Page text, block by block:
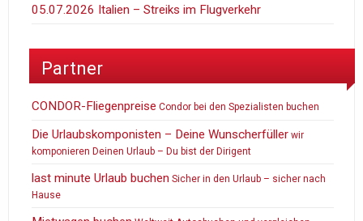
05.07.2026 Italien – Streiks im Flugverkehr
Partner
CONDOR-Fliegenpreise Condor bei den Spezialisten buchen
Die Urlaubskomponisten – Deine Wunscherfüller wir
komponieren Deinen Urlaub – Du bist der Dirigent
last minute Urlaub buchen Sicher in den Urlaub – sicher nach
Hause